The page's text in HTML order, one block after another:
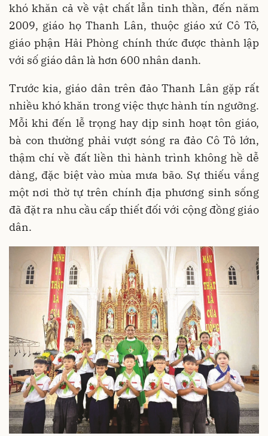
khó khăn cả về vật chất lẫn tinh thần, đến năm
2009, giáo họ Thanh Lân, thuộc giáo xứ Cô Tô,
giáo phận Hải Phòng chính thức được thành lập
với số giáo dân là hơn 600 nhân danh.
Trước kia, giáo dân trên đảo Thanh Lân gặp rất
nhiều khó khăn trong việc thực hành tín ngưỡng.
Mỗi khi đến lễ trọng hay dịp sinh hoạt tôn giáo,
bà con thường phải vượt sóng ra đảo Cô Tô lớn,
thậm chí về đất liền thì hành trình không hề dễ
dàng, đặc biệt vào mùa mưa bão. Sự thiếu vắng
một nơi thờ tự trên chính địa phương sinh sống
đã đặt ra nhu cầu cấp thiết đối với cộng đồng giáo
dân.